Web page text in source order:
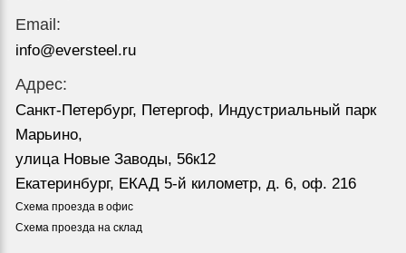
Email:
info@eversteel.ru
Адрес:
Санкт-Петербург, Петергоф, Индустриальный парк
Марьино,
улица Новые Заводы, 56к12
Екатеринбург, ЕКАД 5-й километр, д. 6, оф. 216
Схема проезда в офис
Схема проезда на склад